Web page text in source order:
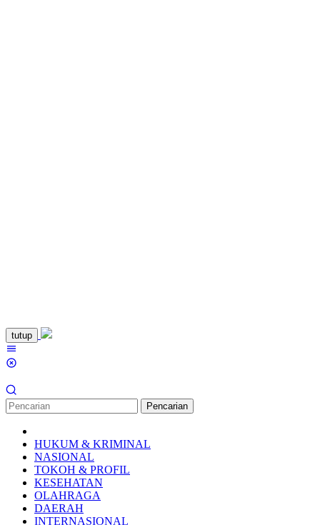
Loncat
ke
konten
tutup
Pencarian
HUKUM & KRIMINAL
NASIONAL
TOKOH & PROFIL
KESEHATAN
OLAHRAGA
DAERAH
INTERNASIONAL